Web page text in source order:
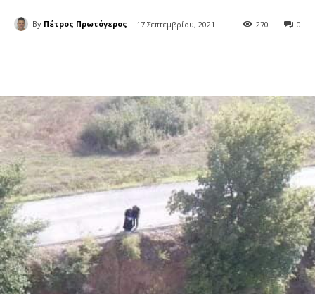
By Πέτρος Πρωτόγερος 17 Σεπτεμβρίου, 2021 0
270